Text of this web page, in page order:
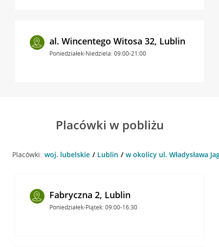
al. Wincentego Witosa 32, Lublin
Poniedziałek-Niedziela: 09:00-21:00
Placówki w pobliżu
Placówki: woj. lubelskie Lublin w okolicy ul. Władysława
Fabryczna 2, Lublin
Poniedziałek-Piątek: 09:00-16:30